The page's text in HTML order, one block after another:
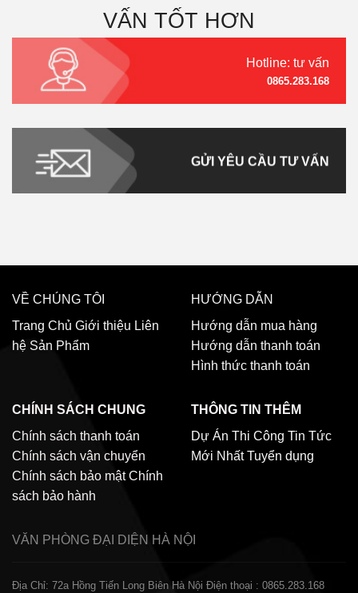
VẤN TỐT HƠN
Hotline: tư vấn
0865.283.168
GỬI YÊU CẦU TƯ VẤN
VỀ CHÚNG TÔI
Trang Chủ Giới thiệu Liên
hệ Sản Phẩm
HƯỚNG DẪN
Hướng dẫn mua hàng
Hướng dẫn thanh toán
Hình thức thanh toán
CHÍNH SÁCH CHUNG
Chính sách thanh toán
Chính sách vận chuyển
Chính sách bảo mật Chính
sách bảo hành
THÔNG TIN THÊM
Dự Án Thi Công Tin Tức
Mới Nhất Tuyển dụng
VĂN PHÒNG ĐẠI DIỆN HÀ NỘI
Địa Chỉ: 72a Hồng Tiến Long Biên Hà Nội Điện thoại : 0865.283.168